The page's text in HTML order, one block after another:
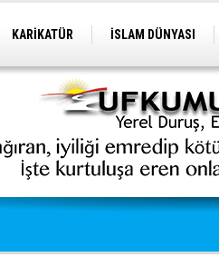
KARİKATÜR İSLAM DÜNYASI